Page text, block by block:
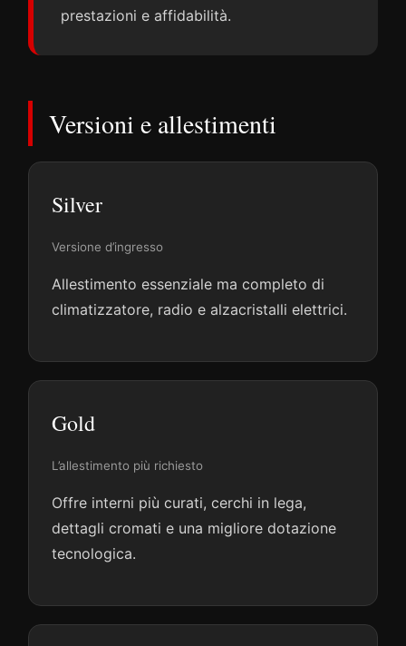
prestazioni e affidabilità.
Versioni e allestimenti
Silver
Versione d’ingresso
Allestimento essenziale ma completo di
climatizzatore, radio e alzacristalli elettrici.
Gold
L’allestimento più richiesto
Offre interni più curati, cerchi in lega,
dettagli cromati e una migliore dotazione
tecnologica.